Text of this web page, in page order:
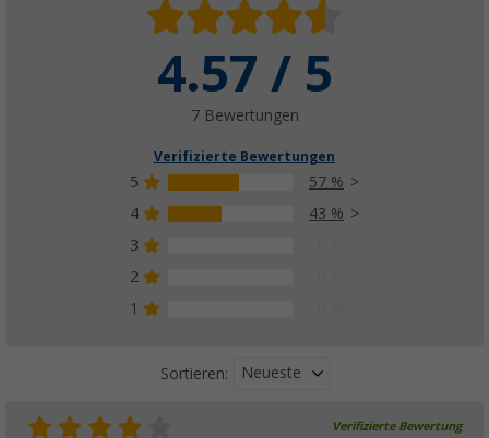
4.57 / 5
7 Bewertungen
Verifizierte Bewertungen
5
57 %
4
43 %
3
2
1
Sortieren: Neueste
Verifizierte Bewertung